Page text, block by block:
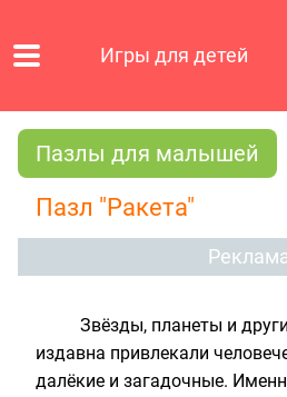
Игры для детей
Пазлы для малышей
Пазл "Ракета"
Звёзды, планеты и
издавна привлекали
далёкие и загадочные.